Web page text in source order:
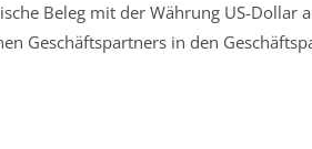
Beleg mit der Währung US-Dollar
Geschäftspartners in den